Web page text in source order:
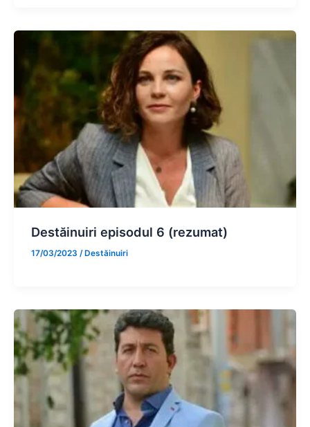
Destăinuiri episodul 6 (rezumat)
17/03/2023 / Destăinuiri